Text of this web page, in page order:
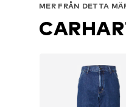
MER FRÅN DETTA